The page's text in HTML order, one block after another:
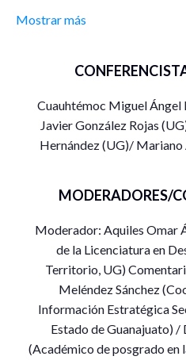
Fechas para el desarrollo
Modalidad: En línea
Plataforma:Microsoft Teams
Institución: División de
Presentación.El Doctorado
Universidad de Guanajuato,
los Estudios Sociales de
locales; y, Estudios
investigaciones tanto de sus
profesores adscritos al
Mostrar más
Cuauhtémoc Miguel Ángel
Javier González Rojas
Hernández (UG)/ Mariano
MODERADORES/
Moderador: Aquiles Omar
de la Licenciatura en
Territorio, UG)
Meléndez Sánchez
Información Estratégica
Estado de Guanajuato) /
(Académico de posgrado en